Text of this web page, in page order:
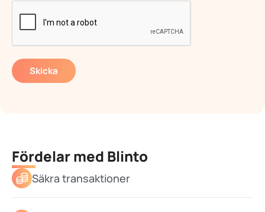
Skicka
Fördelar med Blinto
Säkra transaktioner